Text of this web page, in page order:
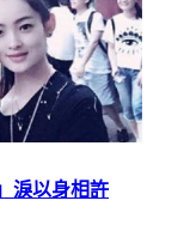
淚以身相許